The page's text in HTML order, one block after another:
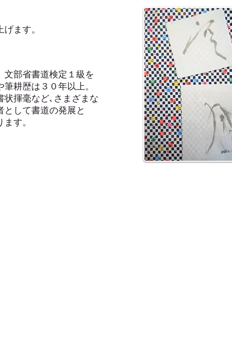
ます。
文部省書道検定１級を
耕歴は３０年以上。
状揮毫など､さまざまな
して書道の発展と
す。
温泉